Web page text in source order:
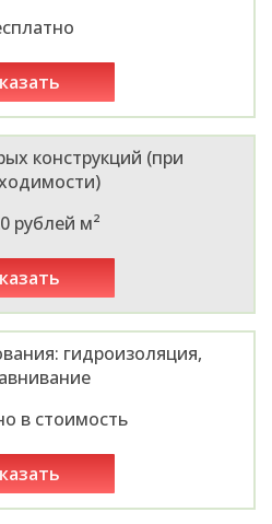
конструкций (при
рублей м²
гидроизоляция,
в стоимость